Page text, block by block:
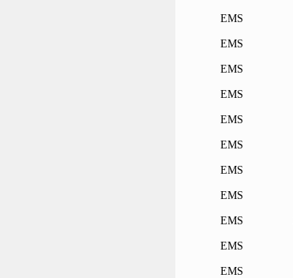
EMS
EMS
EMS
EMS
EMS
EMS
EMS
EMS
EMS
EMS
EMS